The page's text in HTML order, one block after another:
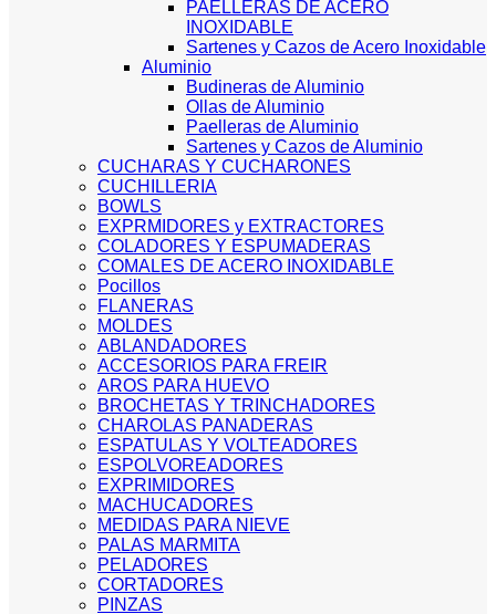
PAELLERAS DE ACERO
INOXIDABLE
Sartenes y Cazos de Acero Inoxidable
Aluminio
Budineras de Aluminio
Ollas de Aluminio
Paelleras de Aluminio
Sartenes y Cazos de Aluminio
CUCHARAS Y CUCHARONES
CUCHILLERIA
BOWLS
EXPRMIDORES y EXTRACTORES
COLADORES Y ESPUMADERAS
COMALES DE ACERO INOXIDABLE
Pocillos
FLANERAS
MOLDES
ABLANDADORES
ACCESORIOS PARA FREIR
AROS PARA HUEVO
BROCHETAS Y TRINCHADORES
CHAROLAS PANADERAS
ESPATULAS Y VOLTEADORES
ESPOLVOREADORES
EXPRIMIDORES
MACHUCADORES
MEDIDAS PARA NIEVE
PALAS MARMITA
PELADORES
CORTADORES
PINZAS